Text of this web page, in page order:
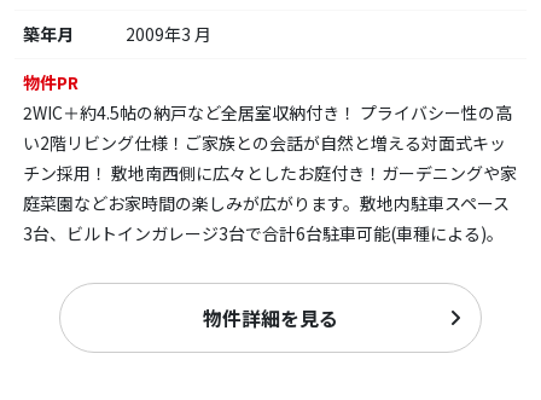
築年月
2009年3 月
物件PR
2WIC＋約4.5帖の納戸など全居室収納付き！ プライバシー性の高
い2階リビング仕様！ご家族との会話が自然と増える対面式キッ
チン採用！ 敷地南西側に広々としたお庭付き！ガーデニングや家
庭菜園などお家時間の楽しみが広がります。敷地内駐車スペース
3台、ビルトインガレージ3台で合計6台駐車可能(車種による)。
物件詳細を見る